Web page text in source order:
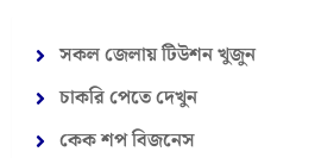
সকল জেলায় টিউশন খুজুন
চাকরি পেতে দেখুন
কেক শপ বিজনেস